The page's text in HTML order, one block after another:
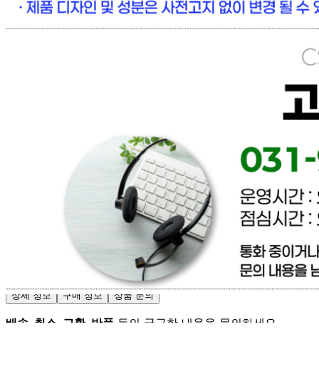
판매자명
[직배송] 이너피스 (양식/피자/파스타/치즈/토마토/새우/최저
반품 배송비: 파손 및 제품이상은 무료환불 / 단순변심 배송
교환 배송비: 파손 및 제품이상은 무료교환 / 단순변심 배송
전자상거래 등에서의 소비자보호법에 관한 법률에 의거하여
미성년자가 체결한 계약은 법정대리인이 동의하지 않은 경우
본인 또는 법정대리인이 취소할 수 있습니다. 식봄에 등록된
판매상품과 상품의 내용은 판매자가 등록한 것으로 (주)마켓
보로는 그 등록내용에 대하여 일체의 책임을 지지 않습니다.
상세 정보 구매 정보 상품 문의
배송, 취소, 교환, 반품 등의 궁금한 내용을 문의하세요.